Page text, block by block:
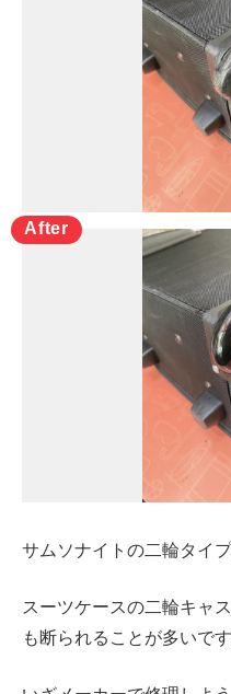
サムソナイトの二輪タイ
スーツケースの二輪キャ
も断られることが多いです